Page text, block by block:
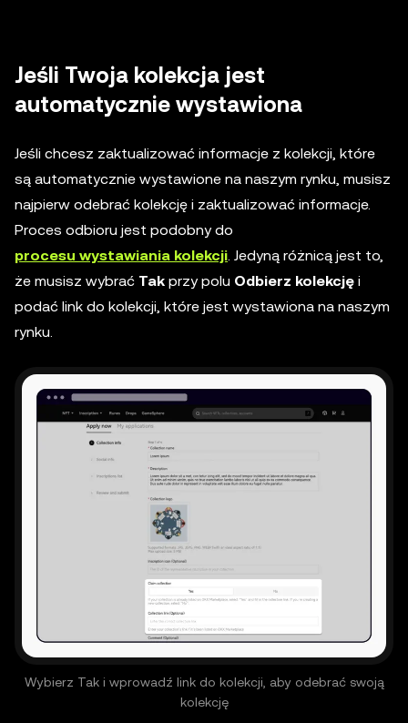
Jeśli Twoja kolekcja jest
automatycznie wystawiona
Jeśli chcesz zaktualizować informacje z kolekcji, które
są automatycznie wystawione na naszym rynku, musisz
najpierw odebrać kolekcję i zaktualizować informacje.
Proces odbioru jest podobny do
procesu wystawiania kolekcji. Jedyną różnicą jest to,
że musisz wybrać Tak przy polu Odbierz kolekcję i
podać link do kolekcji, które jest wystawiona na naszym
rynku.
Wybierz Tak i wprowadź link do kolekcji, aby odebrać swoją
kolekcję